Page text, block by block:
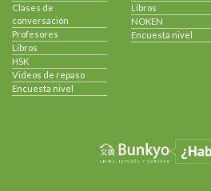
Clases de
conversación
Profesores
Libros
HSK
Videos de repaso
Encuesta nivel
Libros
NOKEN
Encuesta nivel